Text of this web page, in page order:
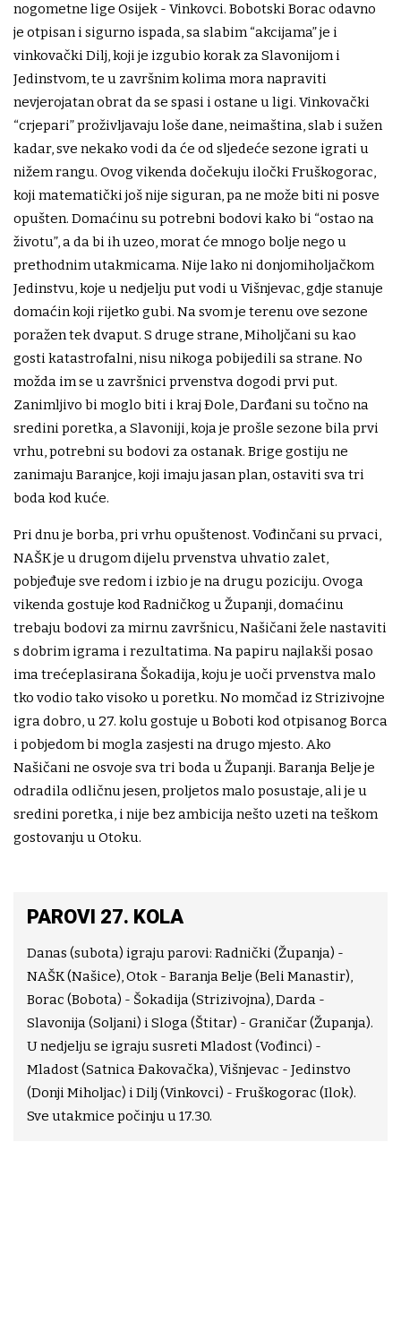
nogometne lige Osijek - Vinkovci. Bobotski Borac odavno
je otpisan i sigurno ispada, sa slabim “akcijama” je i
vinkovački Dilj, koji je izgubio korak za Slavonijom i
Jedinstvom, te u završnim kolima mora napraviti
nevjerojatan obrat da se spasi i ostane u ligi. Vinkovački
“crjepari” proživljavaju loše dane, neimaština, slab i sužen
kadar, sve nekako vodi da će od sljedeće sezone igrati u
nižem rangu. Ovog vikenda dočekuju iločki Fruškogorac,
koji matematički još nije siguran, pa ne može biti ni posve
opušten. Domaćinu su potrebni bodovi kako bi “ostao na
životu”, a da bi ih uzeo, morat će mnogo bolje nego u
prethodnim utakmicama. Nije lako ni donjomiholjačkom
Jedinstvu, koje u nedjelju put vodi u Višnjevac, gdje stanuje
domaćin koji rijetko gubi. Na svom je terenu ove sezone
poražen tek dvaput. S druge strane, Miholjčani su kao
gosti katastrofalni, nisu nikoga pobijedili sa strane. No
možda im se u završnici prvenstva dogodi prvi put.
Zanimljivo bi moglo biti i kraj Đole, Darđani su točno na
sredini poretka, a Slavoniji, koja je prošle sezone bila prvi
vrhu, potrebni su bodovi za ostanak. Brige gostiju ne
zanimaju Baranjce, koji imaju jasan plan, ostaviti sva tri
boda kod kuće.
Pri dnu je borba, pri vrhu opuštenost. Vođinčani su prvaci,
NAŠK je u drugom dijelu prvenstva uhvatio zalet,
pobjeđuje sve redom i izbio je na drugu poziciju. Ovoga
vikenda gostuje kod Radničkog u Županji, domaćinu
trebaju bodovi za mirnu završnicu, Našičani žele nastaviti
s dobrim igrama i rezultatima. Na papiru najlakši posao
ima trećeplasirana Šokadija, koju je uoči prvenstva malo
tko vodio tako visoko u poretku. No momčad iz Strizivojne
igra dobro, u 27. kolu gostuje u Boboti kod otpisanog Borca
i pobjedom bi mogla zasjesti na drugo mjesto. Ako
Našičani ne osvoje sva tri boda u Županji. Baranja Belje je
odradila odličnu jesen, proljetos malo posustaje, ali je u
sredini poretka, i nije bez ambicija nešto uzeti na teškom
gostovanju u Otoku.
PAROVI 27. KOLA
Danas (subota) igraju parovi: Radnički (Županja) -
NAŠK (Našice), Otok - Baranja Belje (Beli Manastir),
Borac (Bobota) - Šokadija (Strizivojna), Darda -
Slavonija (Soljani) i Sloga (Štitar) - Graničar (Županja).
U nedjelju se igraju susreti Mladost (Vođinci) -
Mladost (Satnica Đakovačka), Višnjevac - Jedinstvo
(Donji Miholjac) i Dilj (Vinkovci) - Fruškogorac (Ilok).
Sve utakmice počinju u 17.30.